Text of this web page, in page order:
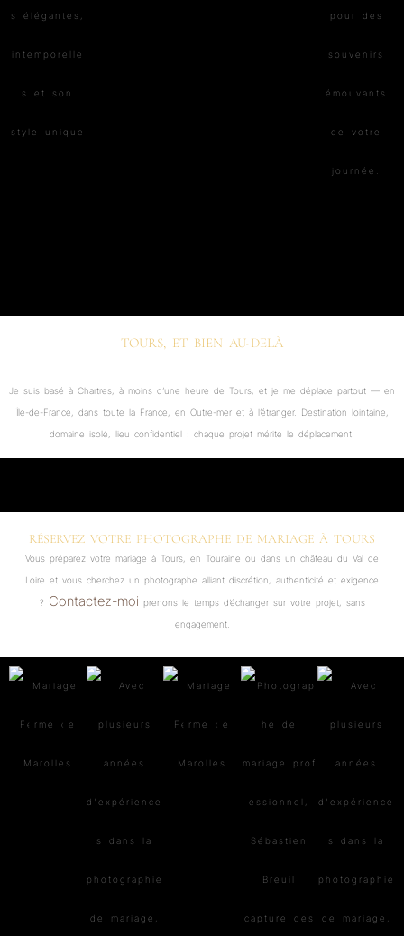
TOURS, ET BIEN AU-DELÀ
Je suis basé à Chartres, à moins d’une heure de Tours, et je me déplace partout — en
Île-de-France, dans toute la France, en Outre-mer et à l’étranger. Destination lointaine,
domaine isolé, lieu confidentiel : chaque projet mérite le déplacement.
RÉSERVEZ VOTRE PHOTOGRAPHE DE MARIAGE À TOURS
Vous préparez votre mariage à Tours, en Touraine ou dans un château du Val de
Loire et vous cherchez un photographe alliant discrétion, authenticité et exigence
? Contactez-moi prenons le temps d’échanger sur votre projet, sans
engagement.